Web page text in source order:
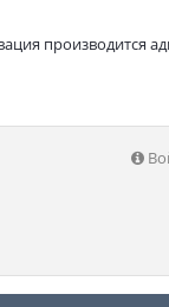
производится